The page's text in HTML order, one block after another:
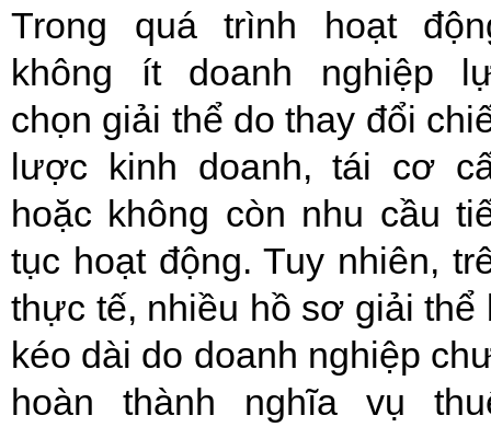
Trong quá trình hoạt
không ít doanh nghiệp
chọn giải thể do thay đổi
lược kinh doanh, tái cơ
hoặc không còn nhu cầu
tục hoạt động. Tuy nhiên,
thực tế, nhiều hồ sơ giải thể
kéo dài do doanh nghiệp
hoàn thành nghĩa vụ